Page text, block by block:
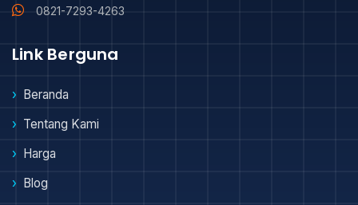
0821-7293-4263
Link Berguna
Beranda
Tentang Kami
Harga
Blog